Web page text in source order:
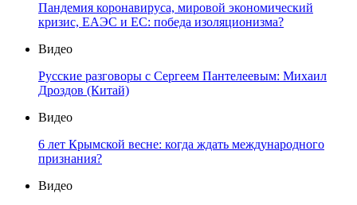
Пандемия коронавируса, мировой экономический
кризис, ЕАЭС и ЕС: победа изоляционизма?
Видео
Русские разговоры с Сергеем Пантелеевым: Михаил
Дроздов (Китай)
Видео
6 лет Крымской весне: когда ждать международного
признания?
Видео